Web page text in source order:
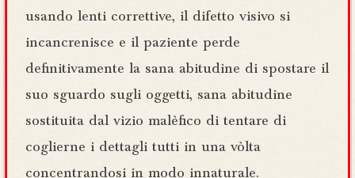
usando lenti correttive, il difetto visivo si
incancrenisce e il paziente perde
definitivamente la sana abitudine di spostare il
suo sguardo sugli oggetti, sana abitudine
sostituita dal vizio malèfico di tentare di
coglierne i dettagli tutti in una vòlta
concentrandosi in modo innaturale.